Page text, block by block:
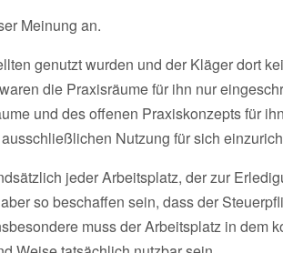
Meinung an.
genutzt wurden und der Kläger dort
die Praxisräume für ihn nur
und des offenen Praxiskonzepts für
Nutzung für sich
jeder Arbeitsplatz, der zur
so beschaffen sein, dass der
muss der Arbeitsplatz in dem